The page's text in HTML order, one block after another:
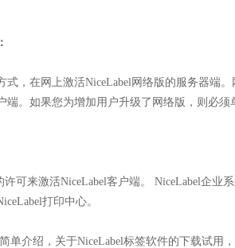
，在网上激活NiceLabel网络版的服务器端
。如果您为增加用户升级了网络版，则必须
可来激活NiceLabel客户端。 NiceLabel企业
打印中心。
单介绍，关于NiceLabel标签软件的下载试用